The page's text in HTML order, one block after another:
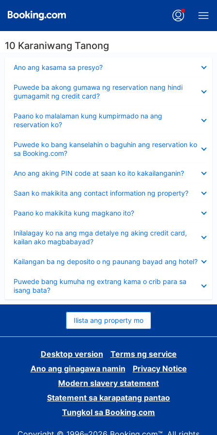
10 Karaniwang Tanong
Ano ang kasama sa presyo?
ang
Puwede ba akong gumawa ng reservation nang hindi
gumagamit ng credit card?
ang
sagot
Paano ko malalaman kung kumpirmado na ang
reservation ko?
ang
sagot
Puwede ko bang kanselahin o baguhin ang reservation ko
sa Booking.com?
ang
sagot
Ano ang aking PIN code at saan ko ito kakailanganin?
ang
Saan ko makikita ang contact information ng property?
ang
Paano ko makikita kung magkano ito?
ang
Inilalagay ko na ang mga detalye ng aking credit card,
kailan ako magbabayad?
ang
sagot
Kailangan ba ng deposito o ng paunang bayad ang hotel?
ang
Puwede bang kumuha ng extrang kama o crib para sa
isang bata?
ang
sagot
Ilista ang property mo
Desktop version
Terms ng service
Ano ang ginagawa namin
Privacy Notice
Modern slavery statement
Statement sa karapatang pantao
Tungkol sa Booking.com